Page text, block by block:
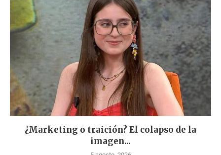
¿Marketing o traición? El colapso de la
imagen...